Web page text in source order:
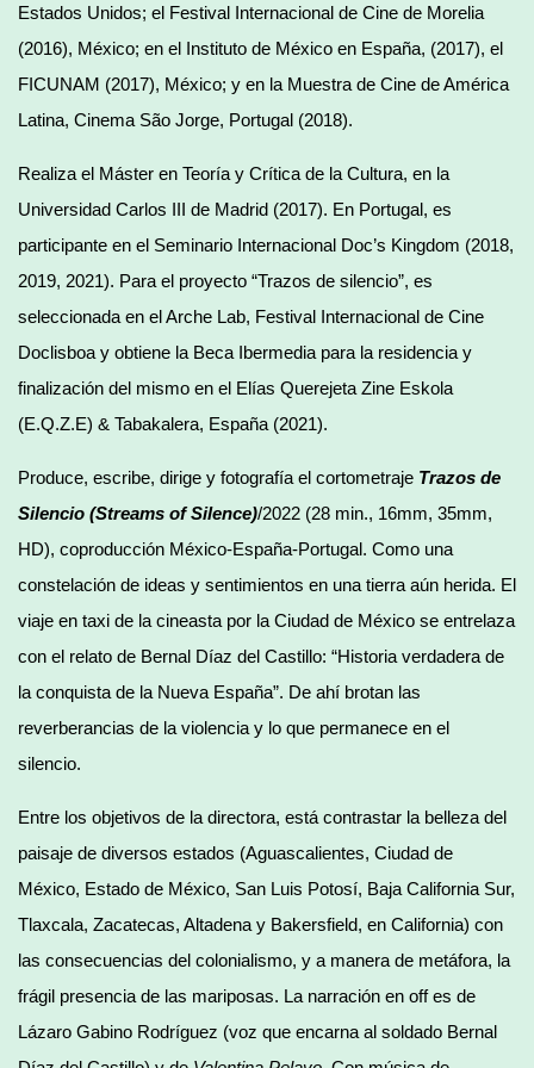
Estados Unidos; el Festival Internacional de Cine de Morelia
(2016), México; en el Instituto de México en España, (2017), el
FICUNAM (2017), México; y en la Muestra de Cine de América
Latina, Cinema São Jorge, Portugal (2018).
Realiza el Máster en Teoría y Crítica de la Cultura, en la
Universidad Carlos III de Madrid (2017). En Portugal, es
participante en el Seminario Internacional Doc’s Kingdom (2018,
2019, 2021). Para el proyecto “Trazos de silencio”, es
seleccionada en el Arche Lab, Festival Internacional de Cine
Doclisboa y obtiene la Beca Ibermedia para la residencia y
finalización del mismo en el Elías Querejeta Zine Eskola
(E.Q.Z.E) & Tabakalera, España (2021).
Produce, escribe, dirige y fotografía el cortometraje Trazos de
Silencio (Streams of Silence)/2022 (28 min., 16mm, 35mm,
HD), coproducción México-España-Portugal. Como una
constelación de ideas y sentimientos en una tierra aún herida. El
viaje en taxi de la cineasta por la Ciudad de México se entrelaza
con el relato de Bernal Díaz del Castillo: “Historia verdadera de
la conquista de la Nueva España”. De ahí brotan las
reverberancias de la violencia y lo que permanece en el
silencio.
Entre los objetivos de la directora, está contrastar la belleza del
paisaje de diversos estados (Aguascalientes, Ciudad de
México, Estado de México, San Luis Potosí, Baja California Sur,
Tlaxcala, Zacatecas, Altadena y Bakersfield, en California) con
las consecuencias del colonialismo, y a manera de metáfora, la
frágil presencia de las mariposas. La narración en off es de
Lázaro Gabino Rodríguez (voz que encarna al soldado Bernal